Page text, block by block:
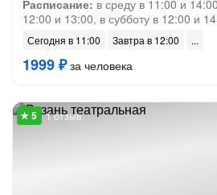
Расписание: в среду в 11:00 и
12:00 и 13:00, в субботу в 12:00 и
Сегодня в 11:00 Завтра в 12:00
1999 ₽за человека
1 отзыв